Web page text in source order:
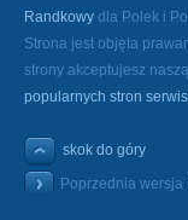
Randkowy dla Polek i
Strona jest objęta
strony akceptujesz naszą
popularnych stron
skok do góry
Poprzednia wersja